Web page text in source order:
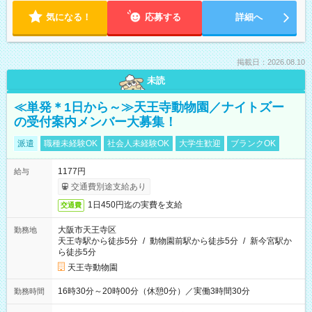
気になる！ 応募する 詳細へ
掲載日：2026.08.10
未読
≪単発＊1日から～≫天王寺動物園／ナイトズー
の受付案内メンバー大募集！
派遣 職種未経験OK 社会人未経験OK 大学生歓迎 ブランクOK
給与
1177円
交通費別途支給あり
交通費 1日450円迄の実費を支給
勤務地
大阪市天王寺区
天王寺駅から徒歩5分 / 動物園前駅から徒歩5分 / 新今宮駅か
ら徒歩5分
天王寺動物園
勤務時間 16時30分～20時00分（休憩0分）／実働3時間30分